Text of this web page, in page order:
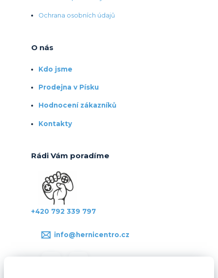
Ochrana osobních údajů
O nás
Kdo jsme
Prodejna v Písku
Hodnocení zákazníků
Kontakty
Rádi Vám poradíme
+420 792 339 797
info@hernicentro.cz